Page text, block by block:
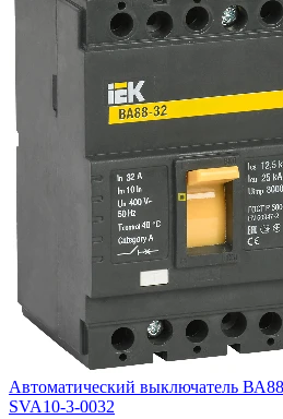
Автоматический выключатель
SVA10-3-0032